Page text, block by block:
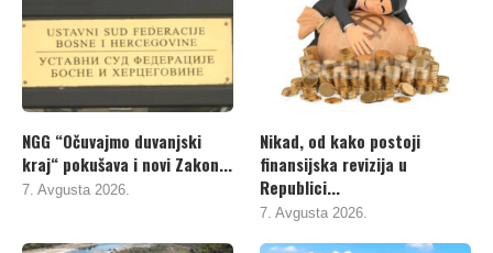
NGG “Očuvajmo duvanjski
kraj“ pokušava i novi Zakon...
7. Avgusta 2026.
Nikad, od kako postoji
finansijska revizija u
Republici...
7. Avgusta 2026.